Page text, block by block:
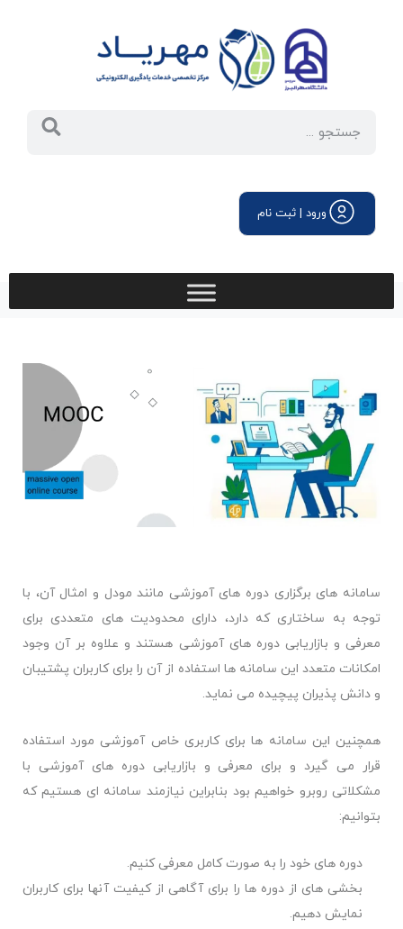
ورود | ثبت نام
سامانه های برگزاری دوره های آموزشی مانند مودل و امثال آن، با
توجه به ساختاری كه دارد، دارای محدودیت های متعددی برای
معرفی و بازاریابی دوره های آموزشی هستند و علاوه بر آن وجود
امکانات متعدد این سامانه ها استفاده از آن را برای کاربران پشتیبان
و دانش پذیران پیچیده می نمايد.
همچنین این سامانه ها برای کاربری خاص آموزشی مورد استفاده
قرار می گیرد و برای معرفی و بازاریابی دوره های آموزشی با
مشکلاتی روبرو خواهیم بود بنابراین نیازمند سامانه ای هستیم که
بتوانیم:
دوره های خود را به صورت کامل معرفی کنیم.
بخشی های از دوره ها را برای آگاهی از کیفیت آنها برای کاربران
نمایش دهیم.